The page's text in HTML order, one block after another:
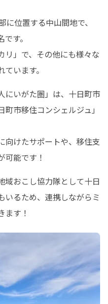
位置する中山間地で、
す。
リ」で、その他にも様々な
います。
にいがた圏」は、十日町市
市移住コンシェルジュ」
向けたサポートや、移住支
可能です！
域おこし協力隊として十日
いるため、連携しながらミ
ます！